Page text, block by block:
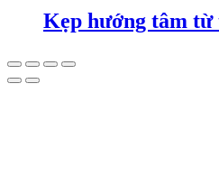
Kẹp hướng tâm từ